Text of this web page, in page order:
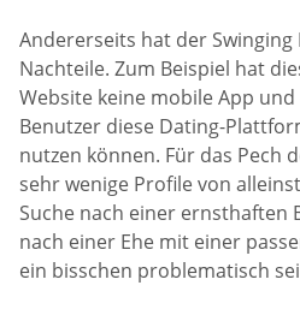
Andererseits hat der Swinging
Nachteile. Zum Beispiel hat
Website keine mobile App
Benutzer diese Dating-
nutzen können. Für das Pech
sehr wenige Profile von
Suche nach einer ernsthaften
nach einer Ehe mit einer
ein bisschen problematisch